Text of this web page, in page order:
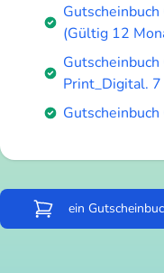
(Gültig 12
Print_Digital.
ein